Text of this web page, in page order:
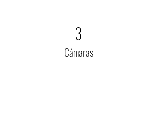
3
Cámaras